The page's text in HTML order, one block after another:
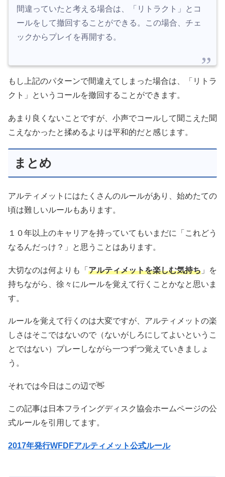
間違っていたと考える場合は、「リトラクト」とコ
ールをして撤回することができる。この場合、チェ
ックからプレイを再開する。
もし上記のパターンで間違えてしまった場合は、「リトラ
クト」というコールを撤回することができます。
あまり良くないことですが、小声でコールして聞こえた聞
こえなかったと揉めるよりは平和的だと感じます。
まとめ
アルティメットにはたくさんのルールがあり、始めたての
頃は難しいルールもあります。
１０年以上のキャリアを持っていてもいまだに「これどう
なるんだっけ？」と思うことはあります。
大切なのは何よりも「 アルティメットを楽しむ気持ち 」を
持ちながら、徐々にルールを覚えて行くことかなと思いま
す。
ルールを覚えて行くのは大変ですが、アルティメットの楽
しさはそこではないので（ないがしろにしてよいというこ
とではない）プレーしながら一つずつ覚えていきましょ
う。
それでは今日はこの辺で👋
この記事は日本フライングディスク協会ホームページの公
式ルールを引用してます。
2017年発行WFDFアルティメット公式ルール